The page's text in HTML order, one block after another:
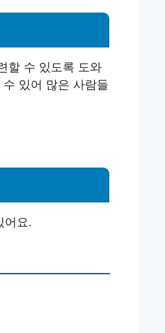
할 수 있도록 도와
있어 많은 사람들
어요.